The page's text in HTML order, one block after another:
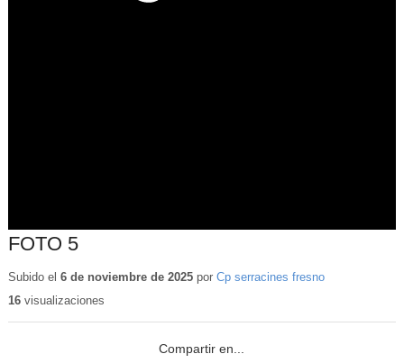
FOTO 5
Subido el 6 de noviembre de 2025por Cp serracines fresno
16visualizaciones